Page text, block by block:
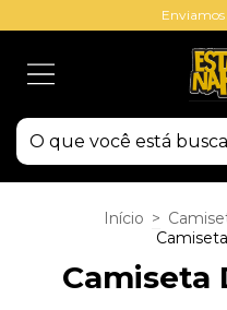
Início >
Camiseta